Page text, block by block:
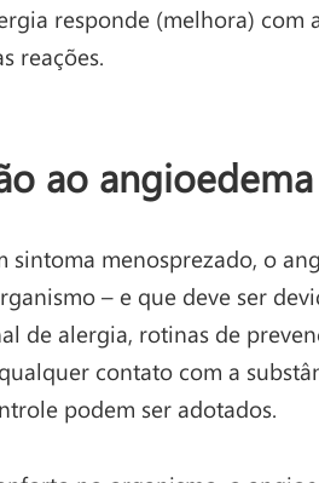
responde (melhora) com
reações.
ao angioedema
sintoma menosprezado, o
– e que deve ser
de alergia, rotinas de
contato com a
podem ser adotados.